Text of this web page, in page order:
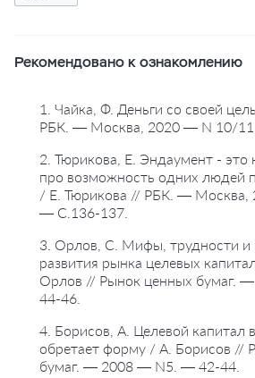
Рекомендовано к ознакомлению
1. Чайка, Ф. Деньги со своей
РБК. — Москва, 2020 — N 10/
2. Тюрикова, Е. Эндаумент - это
про возможность одних людей
/ Е. Тюрикова // РБК. — Москва,
— С.136-137.
3. Орлов, С. Мифы, трудности и
развития рынка целевых
Орлов // Рынок ценных бумаг.
44-46.
4. Борисов, А. Целевой капитал
обретает форму / А. Борисов //
бумаг. — 2008 — N5. — 42-44.